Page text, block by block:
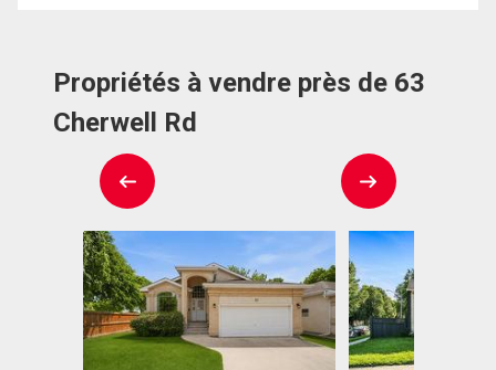
Propriétés à vendre près de 63
Cherwell Rd